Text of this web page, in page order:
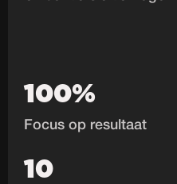
100%
Focus op resultaat
10